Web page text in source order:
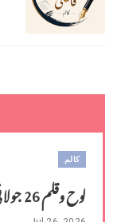
کالم
لوح وقلم 26 جولائی 2026